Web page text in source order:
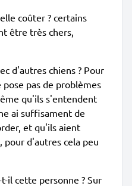
coûter ? certains
être très chers,
d'autres chiens ? Pour
pas de problèmes
qu'ils s'entendent
ai suffisament de
et qu'ils aient
pour d'autres cela peu
il cette personne ? Sur